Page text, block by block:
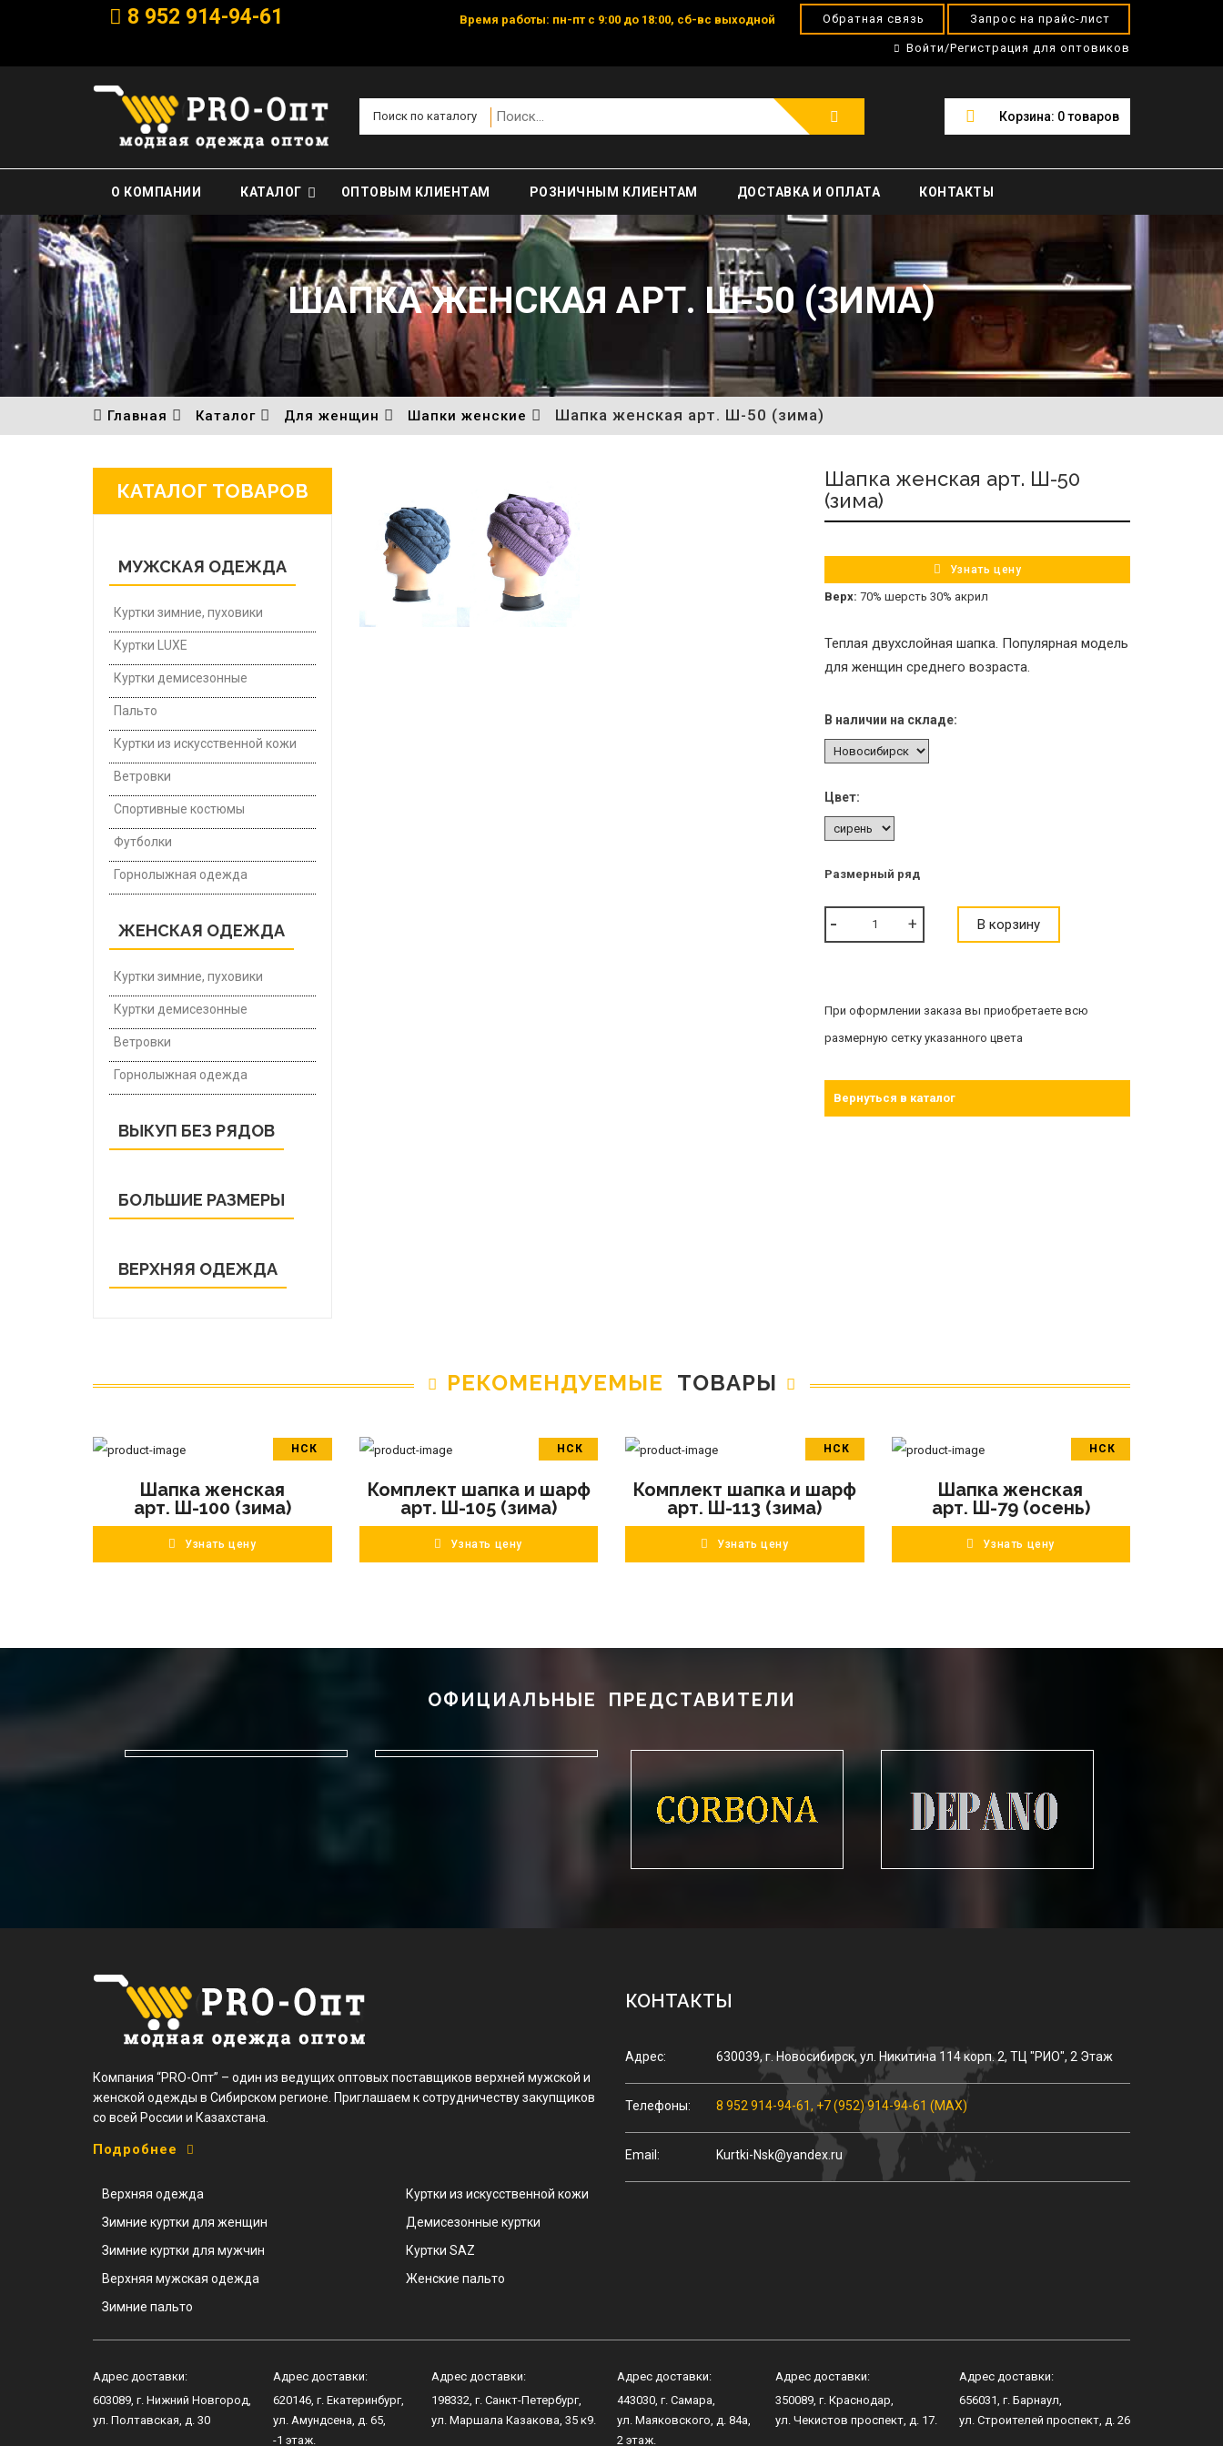
8 952 914-94-61 Время работы: пн-пт с 9:00 до 18:00, сб-вс выходной Обратная связь Запрос на прайс-лист
Войти/Регистрация для оптовиков
Поиск по каталогу Корзина: 0товаров
О КОМПАНИИ КАТАЛОГ ОПТОВЫМ КЛИЕНТАМ РОЗНИЧНЫМ КЛИЕНТАМ ДОСТАВКА И ОПЛАТА КОНТАКТЫ
ШАПКА ЖЕНСКАЯ АРТ. Ш-50 (ЗИМА)
Главная Каталог Для женщин Шапки женские Шапка женская арт. Ш-50 (зима)
КАТАЛОГ ТОВАРОВ
МУЖСКАЯ ОДЕЖДА
Куртки зимние, пуховики
Куртки LUXE
Куртки демисезонные
Пальто
Куртки из искусственной кожи
Ветровки
Спортивные костюмы
Футболки
Горнолыжная одежда
ЖЕНСКАЯ ОДЕЖДА
Куртки зимние, пуховики
Куртки демисезонные
Ветровки
Горнолыжная одежда
ВЫКУП БЕЗ РЯДОВ
БОЛЬШИЕ РАЗМЕРЫ
ВЕРХНЯЯ ОДЕЖДА
Шапка женская арт. Ш-50
(зима)
Узнать цену
Верх:70% шерсть 30% акрил
Теплая двухслойная шапка. Популярная модель
для женщин среднего возраста.
В наличии на складе:
Цвет:
Размерный ряд
В корзину
При оформлении заказа вы приобретаете всю
размерную сетку указанного цвета
Вернуться в каталог
РЕКОМЕНДУЕМЫЕ ТОВАРЫ
НСК
ПОДРОБНЕЕ
Шапка женская
арт. Ш-100 (зима)
Узнать цену
НСК
ПОДРОБНЕЕ
Комплект шапка и шарф
арт. Ш-105 (зима)
Узнать цену
НСК
ПОДРОБНЕЕ
Комплект шапка и шарф
арт. Ш-113 (зима)
Узнать цену
НСК
ПОДРОБНЕЕ
Шапка женская
арт. Ш-79 (осень)
Узнать цену
ОФИЦИАЛЬНЫЕ ПРЕДСТАВИТЕЛИ
Компания “PRO-Опт” – один из ведущих оптовых поставщиков верхней мужской и
женской одежды в Сибирском регионе. Приглашаем к сотрудничеству закупщиков
со всей России и Казахстана.
Подробнее
Верхняя одежда
Зимние куртки для женщин
Зимние куртки для мужчин
Верхняя мужская одежда
Зимние пальто
Куртки из искусственной кожи
Демисезонные куртки
Куртки SAZ
Женские пальто
КОНТАКТЫ
Адрес: 630039,г.Новосибирск, ул. Никитина 114 корп. 2, ТЦ "РИО", 2 Этаж
Телефоны: 8 952 914-94-61, +7 (952) 914-94-61 (MAX)
Email: Kurtki-Nsk@yandex.ru
Адрес доставки:
603089, г. Нижний Новгород,
ул. Полтавская, д. 30
Адрес доставки:
620146, г. Екатеринбург,
ул. Амундсена, д. 65,
-1 этаж.
Адрес доставки:
198332, г. Санкт-Петербург,
ул. Маршала Казакова, 35 к9.
Адрес доставки:
443030, г.Самара,
ул.Маяковского, д. 84а,
2 этаж.
Адрес доставки:
350089, г.Краснодар,
ул.Чекистов проспект, д. 17.
Адрес доставки:
656031, г. Барнаул,
ул. Строителей проспект, д. 26